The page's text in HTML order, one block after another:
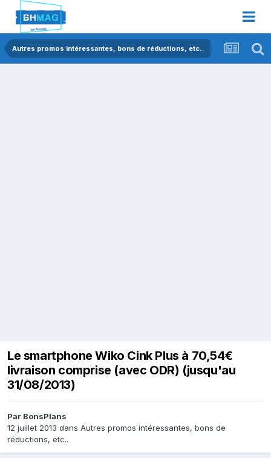
Autres promos intéressantes, bons de réductions, etc..
Le smartphone Wiko Cink Plus à 70,54€
livraison comprise (avec ODR) (jusqu'au
31/08/2013)
Par BonsPlans
12 juillet 2013 dans Autres promos intéressantes, bons de
réductions, etc..